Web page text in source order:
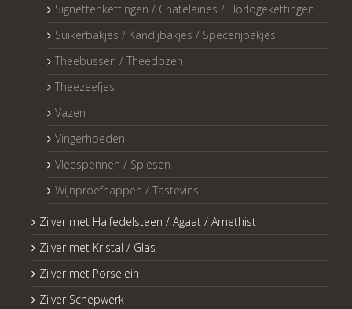
Signettenkettingen / Chatelaines / Horlogekettingen
Suikerbakjes / Kandijbakjes / Specerijbakjes
Theebussen / Theedozen
Theezeefjes
Vazen
Vingerhoeden
Vleespennen / Spiesen
Wijnproefnappen / Tastevins
Zilver met Halfedelsteen / Agaat / Amethist
Zilver met Kristal / Glas
Zilver met Porselein
Zilver Schepwerk